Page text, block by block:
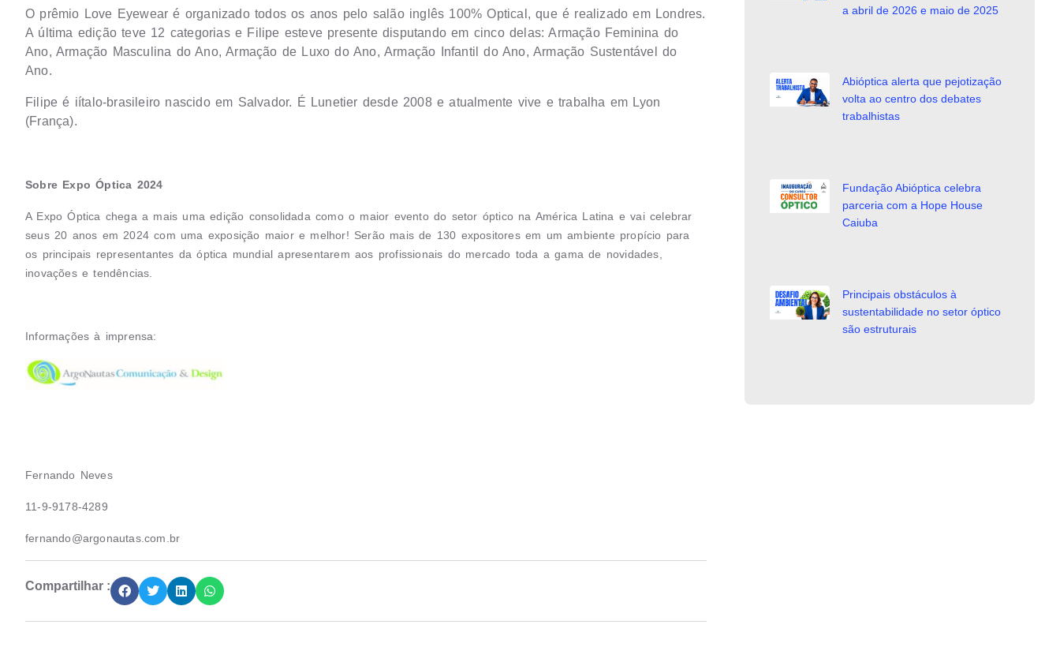
O prêmio Love Eyewear é organizado todos os anos pelo salão inglês 100% Optical, que é realizado em Londres.
A última edição teve 12 categorias e Filipe esteve presente disputando em cinco delas: Armação Feminina do
Ano, Armação Masculina do Ano, Armação de Luxo do Ano, Armação Infantil do Ano, Armação Sustentável do
Ano.
Filipe é iítalo-brasileiro nascido em Salvador. É Lunetier desde 2008 e atualmente vive e trabalha em Lyon
(França).
Sobre Expo Óptica 2024
A Expo Óptica chega a mais uma edição consolidada como o maior evento do setor óptico na América Latina e vai celebrar
seus 20 anos em 2024 com uma exposição maior e melhor! Serão mais de 130 expositores em um ambiente propício para
os principais representantes da óptica mundial apresentarem aos profissionais do mercado toda a gama de novidades,
inovações e tendências.
Informações à imprensa:
Fernando Neves
11-9-9178-4289
fernando@argonautas.com.br
Compartilhar :
a abril de 2026 e maio de 2025
Abióptica alerta que pejotização
volta ao centro dos debates
trabalhistas
Fundação Abióptica celebra
parceria com a Hope House
Caiuba
Principais obstáculos à
sustentabilidade no setor óptico
são estruturais